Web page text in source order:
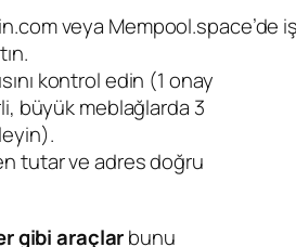
veya Mempool.space’de
kontrol edin (1 onay
büyük meblağlarda 3
tutar ve adres doğru
gibi araçlarbunu